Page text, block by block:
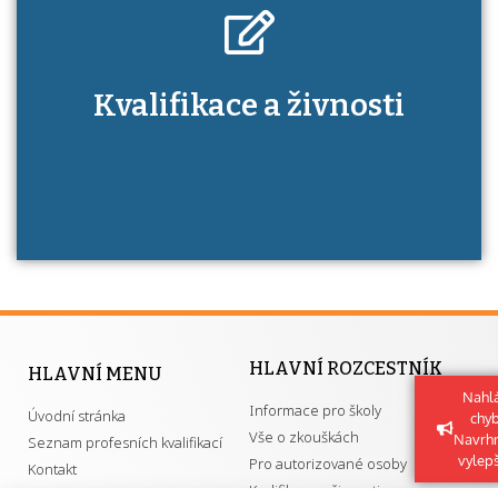
Kdo je to autorizovaná osoba a jaké výhody
má získání autorizace?
Kvalifikace a živnosti
HLAVNÍ MENU
Úvodní stránka
Seznam profesních kvalifikací
Kontakt
HLAVNÍ ROZCESTNÍK
Informace pro školy
Vše o zkouškách
Pro autorizované osoby
Kvalifikace a živnosti